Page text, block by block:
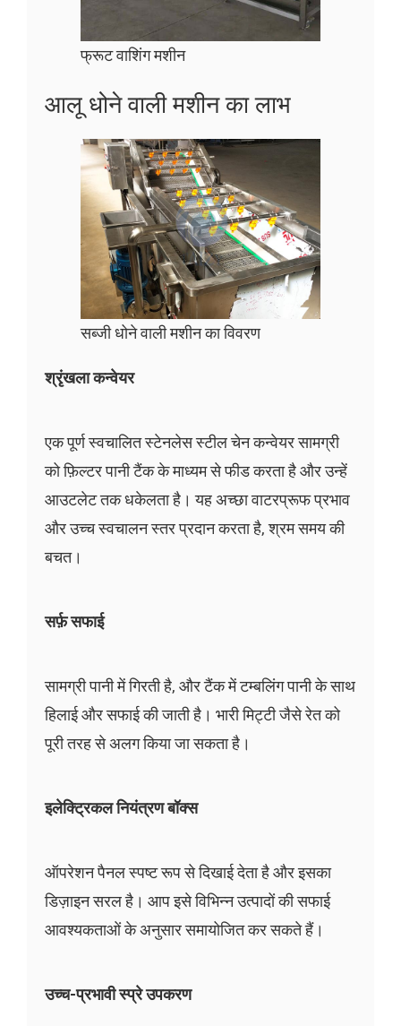
फ्रूट वाशिंग मशीन
आलू धोने वाली मशीन का लाभ
सब्जी धोने वाली मशीन का विवरण
श्रृंखला कन्वेयर
एक पूर्ण स्वचालित स्टेनलेस स्टील चेन कन्वेयर सामग्री
को फ़िल्टर पानी टैंक के माध्यम से फीड करता है और उन्हें
आउटलेट तक धकेलता है। यह अच्छा वाटरप्रूफ प्रभाव
और उच्च स्वचालन स्तर प्रदान करता है, श्रम समय की
बचत।
सर्फ़ सफाई
सामग्री पानी में गिरती है, और टैंक में टम्बलिंग पानी के साथ
हिलाई और सफाई की जाती है। भारी मिट्टी जैसे रेत को
पूरी तरह से अलग किया जा सकता है।
इलेक्ट्रिकल नियंत्रण बॉक्स
ऑपरेशन पैनल स्पष्ट रूप से दिखाई देता है और इसका
डिज़ाइन सरल है। आप इसे विभिन्न उत्पादों की सफाई
आवश्यकताओं के अनुसार समायोजित कर सकते हैं।
उच्च-प्रभावी स्प्रे उपकरण